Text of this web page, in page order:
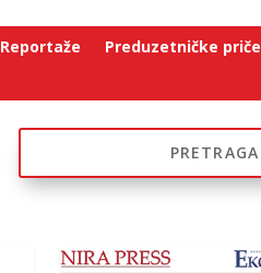
Reportaže Preduzetničke priče